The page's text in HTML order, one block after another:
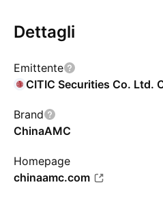
Dettagli
Emittente
CITIC Securities Co. Ltd.
Brand
ChinaAMC
Homepage
chinaamc.com